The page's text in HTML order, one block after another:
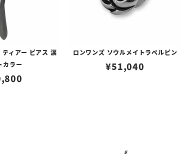
ィアー ピアス 涙
カラー
ロンワンズ ソウルメイトラペルピン
¥51,040